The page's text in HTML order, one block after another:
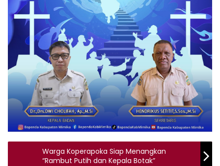
Warga Koperapoka Siap Menangkan
“Rambut Putih dan Kepala Botak”